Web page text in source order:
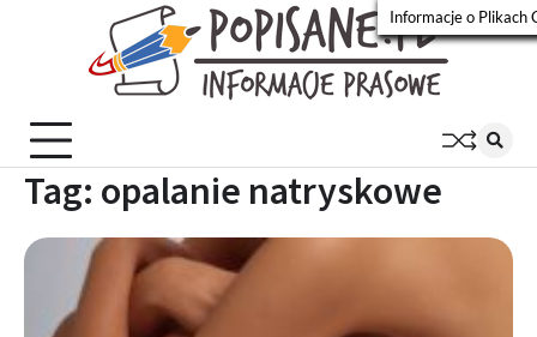
Tag: opalanie natryskowe
Informacje o Plikach